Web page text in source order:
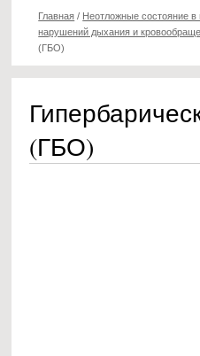
Главная / Неотложные состояние в
нарушений дыхания и
(ГБО)
(ГБО)